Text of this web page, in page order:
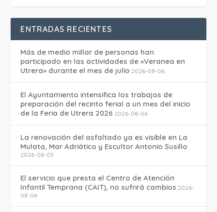
ENTRADAS RECIENTES
Más de medio millar de personas han
participado en las actividades de «Veranea en
Utrera» durante el mes de julio 2026-08-06
El Ayuntamiento intensifica los trabajos de
preparación del recinto ferial a un mes del inicio
de la Feria de Utrera 2026 2026-08-06
La renovación del asfaltado ya es visible en La
Mulata, Mar Adriático y Escultor Antonio Susillo
2026-08-05
El servicio que presta el Centro de Atención
Infantil Temprana (CAIT), no sufrirá cambios 2026-
08-04